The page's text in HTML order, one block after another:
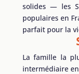
solides — les
populaires en
parfait pour la
La famille la
intermédiaire